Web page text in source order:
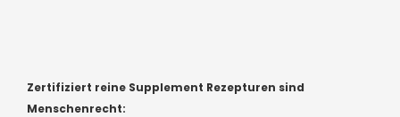
Zertifiziert reine Supplement Rezepturen sind
Menschenrecht: